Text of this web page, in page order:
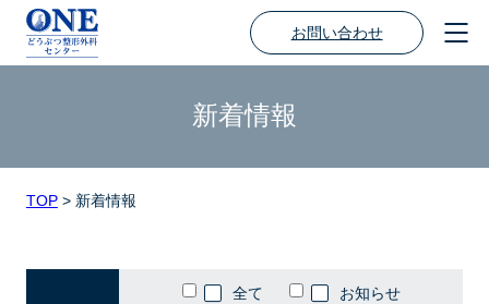
お問い合わせ
新着情報
TOP> 新着情報
全て
お知らせ